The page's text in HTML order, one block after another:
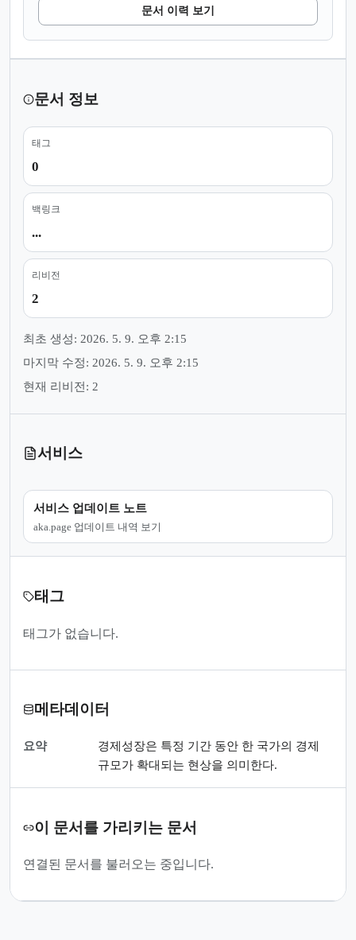
문서 이력 보기
문서 정보
태그
0
백링크
...
리비전
2
최초 생성: 2026. 5. 9. 오후 2:15
마지막 수정: 2026. 5. 9. 오후 2:15
현재 리비전: 2
서비스
서비스 업데이트 노트
aka.page 업데이트 내역 보기
태그
태그가 없습니다.
메타데이터
요약
경제성장은 특정 기간 동안 한 국가의 경제
규모가 확대되는 현상을 의미한다.
이 문서를 가리키는 문서
연결된 문서를 불러오는 중입니다.